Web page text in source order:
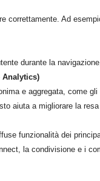
Ad
durante la
Analytics)
e aggregata, come
aiuta a migliorare la
funzionalità dei
la condivisione e i